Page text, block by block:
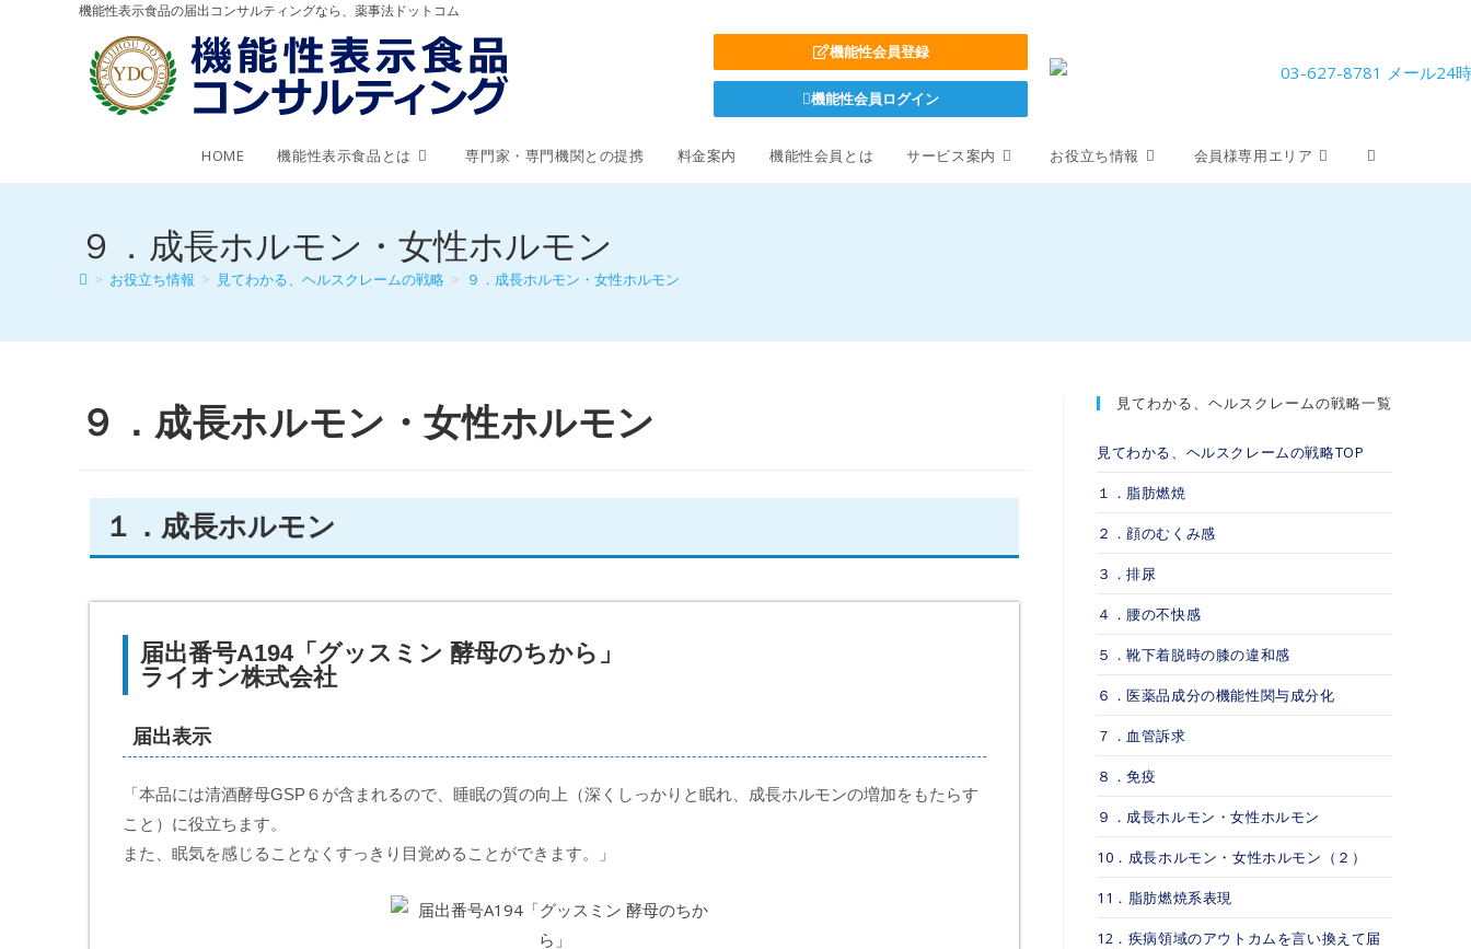
機能性表示食品の届出コンサルティングなら、薬事法ドットコム
機能性会員登録
機能性会員ログイン
HOME 機能性表示食品とは 専門家・専門機関との提携 料金案内 機能性会員とは サービス案内 お役立ち情報 会員様専用エリア
９．成長ホルモン・女性ホルモン
> お役立ち情報 > 見てわかる、ヘルスクレームの戦略 > ９．成長ホルモン・女性ホルモン
９．成長ホルモン・女性ホルモン
１．成長ホルモン
届出番号A194「グッスミン 酵母のちから」
ライオン株式会社
届出表示
「本品には清酒酵母GSP６が含まれるので、睡眠の質の向上（深くしっかりと眠れ、成長ホルモンの増加をもたらす
こと）に役立ちます。
また、眠気を感じることなくすっきり目覚めることができます。」
見てわかる、ヘルスクレームの戦略一覧
見てわかる、ヘルスクレームの戦略TOP
１．脂肪燃焼
２．顔のむくみ感
３．排尿
４．腰の不快感
５．靴下着脱時の膝の違和感
６．医薬品成分の機能性関与成分化
７．血管訴求
８．免疫
９．成長ホルモン・女性ホルモン
10．成長ホルモン・女性ホルモン（２）
11．脂肪燃焼系表現
12．疾病領域のアウトカムを言い換えて届